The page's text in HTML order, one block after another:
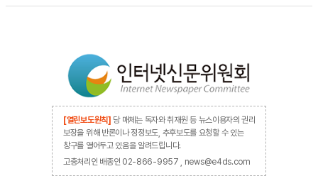
[열린보도원칙] 당 매체는 독자와 취재원 등 뉴스이용자의 권리
보장을 위해 반론이나 정정보도, 추후보도를 요청할 수 있는
창구를 열어두고 있음을 알려드립니다.
고충처리인 배종인 02-866-9957 , news@e4ds.com